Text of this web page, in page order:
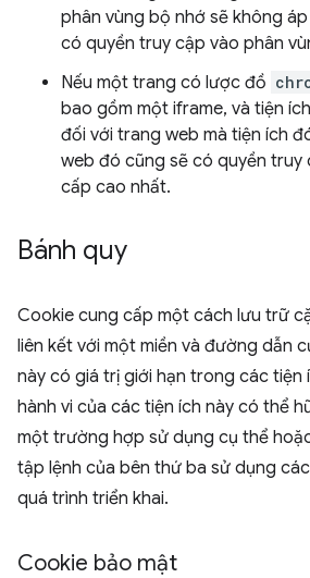
phân vùng bộ nhớ sẽ không
có quyền truy cập vào phân
Nếu một trang có lược đồ
bao gồm một iframe, và tiện
đối với trang web mà tiện ích
web đó cũng sẽ có quyền truy
cấp cao nhất.
Bánh quy
Cookie cung cấp một cách lưu trữ
liên kết với một miền và đường dẫn
này có giá trị giới hạn trong các tiện
hành vi của các tiện ích này có thể
một trường hợp sử dụng cụ thể
tập lệnh của bên thứ ba sử dụng
quá trình triển khai.
Cookie bảo mật